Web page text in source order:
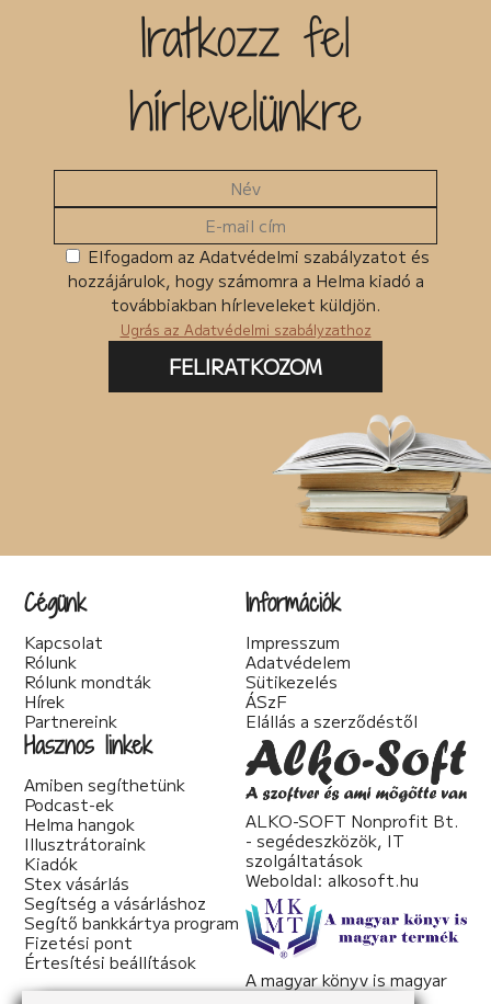
Új címke hozzáadása
MKMT könyv
Ingyenes termékek
Csomagban szerepel
Iratkozz fel
hírlevelünkre
Elfogadom az Adatvédelmi szabályzatot és
hozzájárulok, hogy számomra a Helma kiadó a
továbbiakban hírleveleket küldjön.
Ugrás az Adatvédelmi szabályzathoz
FELIRATKOZOM
Cégünk
Kapcsolat
Rólunk
Rólunk mondták
Hírek
Partnereink
Információk
Impresszum
Adatvédelem
Sütikezelés
ÁSzF
Elállás a szerződéstől
Hasznos linkek
Amiben segíthetünk
Podcast-ek
Helma hangok
Illusztrátoraink
Kiadók
Stex vásárlás
Segítség a vásárláshoz
Segítő bankkártya program
Fizetési pont
Értesítési beállítások
ALKO-SOFT Nonprofit Bt.
- segédeszközök, IT
szolgáltatások
Weboldal: alkosoft.hu
A magyar könyv is magyar
termék